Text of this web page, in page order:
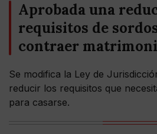
Aprobada una
requisitos de
contraer
Se modifica la Ley de
reducir los requisitos que
para casarse.